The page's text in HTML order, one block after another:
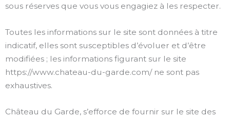
sous réserves que vous vous engagiez à les respecter.
Toutes les informations sur le site sont données à titre
indicatif, elles sont susceptibles d’évoluer et d’être
modifiées ; les informations figurant sur le site
https://www.chateau-du-garde.com/ ne sont pas
exhaustives.
Château du Garde, s’efforce de fournir sur le site des